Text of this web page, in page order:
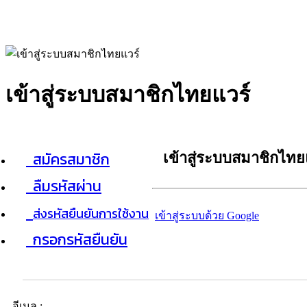
เข้าสู่ระบบสมาชิกไทยแวร์
สมัครสมาชิก
ลืมรหัสผ่าน
ส่งรหัสยืนยันการใช้งาน
กรอกรหัสยืนยัน
เข้าสู่ระบบสมาชิกไท
เข้าสู่ระบบด้วย Google